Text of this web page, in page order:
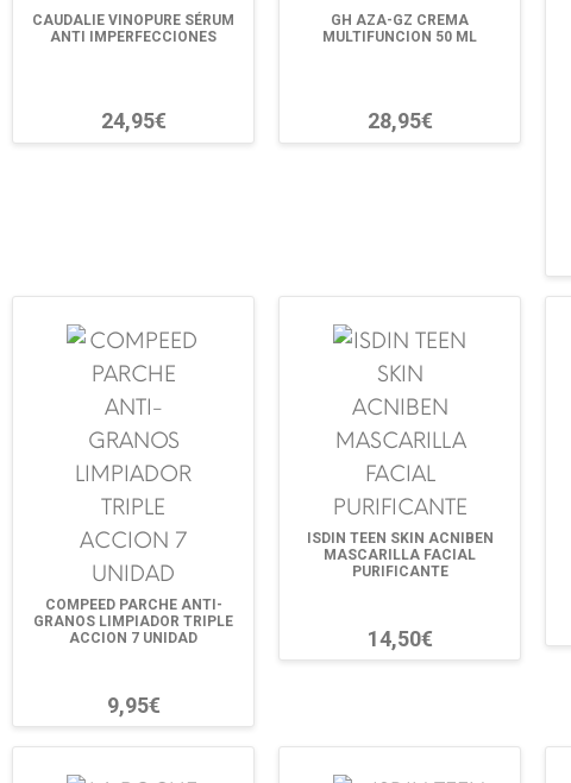
CAUDALIE VINOPURE SÉRUM
ANTI IMPERFECCIONES
24,95€
GH AZA-GZ CREMA
MULTIFUNCION 50 ML
28,95€
COMPEED PARCHE ANTI-
GRANOS LIMPIADOR TRIPLE
ACCION 7 UNIDAD
9,95€
ISDIN TEEN SKIN ACNIBEN
MASCARILLA FACIAL
PURIFICANTE
14,50€